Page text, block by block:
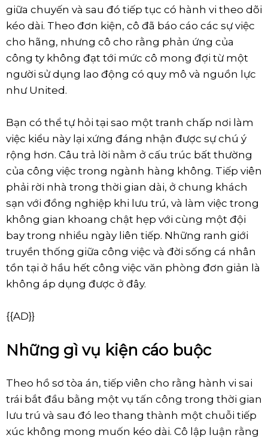
giữa chuyến và sau đó tiếp tục có hành vi theo dõi
kéo dài. Theo đơn kiện, cô đã báo cáo các sự việc
cho hãng, nhưng cô cho rằng phản ứng của
công ty không đạt tới mức cô mong đợi từ một
người sử dụng lao động có quy mô và nguồn lực
như United.
Bạn có thể tự hỏi tại sao một tranh chấp nơi làm
việc kiểu này lại xứng đáng nhận được sự chú ý
rộng hơn. Câu trả lời nằm ở cấu trúc bất thường
của công việc trong ngành hàng không. Tiếp viên
phải rời nhà trong thời gian dài, ở chung khách
sạn với đồng nghiệp khi lưu trú, và làm việc trong
không gian khoang chật hẹp với cùng một đội
bay trong nhiều ngày liên tiếp. Những ranh giới
truyền thống giữa công việc và đời sống cá nhân
tồn tại ở hầu hết công việc văn phòng đơn giản là
không áp dụng được ở đây.
{{AD}}
Những gì vụ kiện cáo buộc
Theo hồ sơ tòa án, tiếp viên cho rằng hành vi sai
trái bắt đầu bằng một vụ tấn công trong thời gian
lưu trú và sau đó leo thang thành một chuỗi tiếp
xúc không mong muốn kéo dài. Cô lập luận rằng